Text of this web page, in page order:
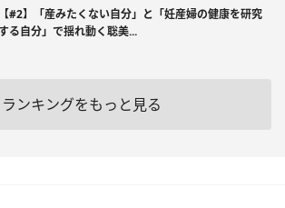
【#2】「産みたくない自分」と「妊産婦の健康を研究
する自分」で揺れ動く聡美...
ランキングをもっと見る